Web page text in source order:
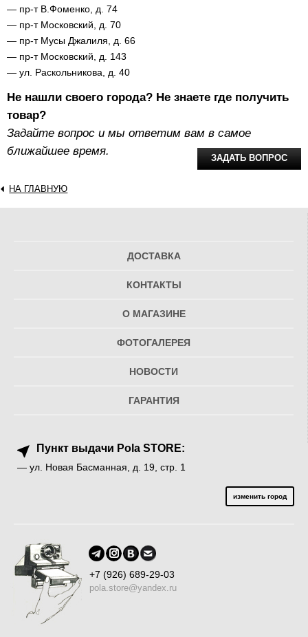
— пр-т В.Фоменко, д. 74
— пр-т Московский, д. 70
— пр-т Мусы Джалиля, д. 66
— пр-т Московский, д. 143
— ул. Раскольникова, д. 40
Не нашли своего города? Не знаете где получить
товар?
Задайте вопрос и мы ответим вам в самое
ближайшее время.
ЗАДАТЬ ВОПРОС
НА ГЛАВНУЮ
ДОСТАВКА
КОНТАКТЫ
О МАГАЗИНЕ
ФОТОГАЛЕРЕЯ
НОВОСТИ
ГАРАНТИЯ
Пункт выдачи Pola STORE:
— ул. Новая Басманная, д. 19, стр. 1
изменить город
+7 (926) 689-29-03
pola.store@yandex.ru